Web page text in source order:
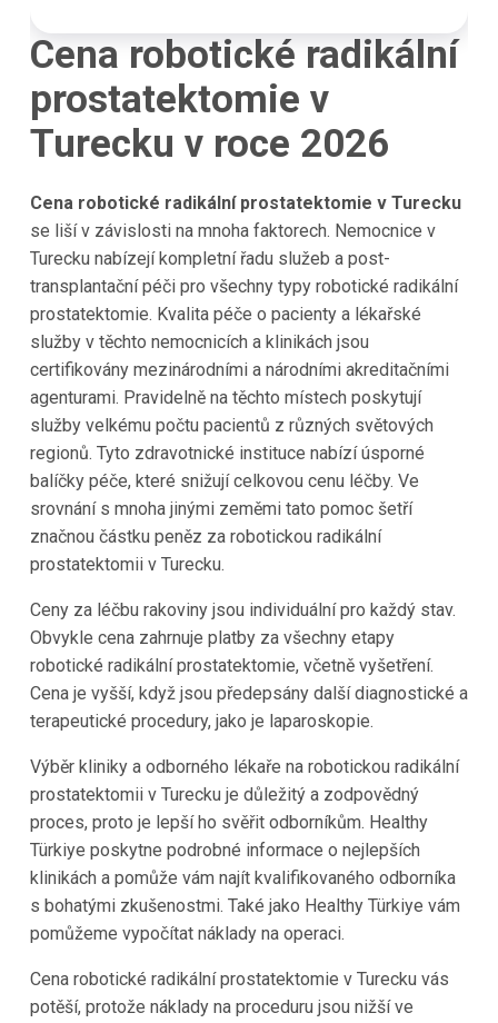
Cena robotické radikální
prostatektomie v
Turecku v roce 2026
Cena robotické radikální prostatektomie v Turecku
se liší v závislosti na mnoha faktorech. Nemocnice v
Turecku nabízejí kompletní řadu služeb a post-
transplantační péči pro všechny typy robotické radikální
prostatektomie. Kvalita péče o pacienty a lékařské
služby v těchto nemocnicích a klinikách jsou
certifikovány mezinárodními a národními akreditačními
agenturami. Pravidelně na těchto místech poskytují
služby velkému počtu pacientů z různých světových
regionů. Tyto zdravotnické instituce nabízí úsporné
balíčky péče, které snižují celkovou cenu léčby. Ve
srovnání s mnoha jinými zeměmi tato pomoc šetří
značnou částku peněz za robotickou radikální
prostatektomii v Turecku.
Ceny za léčbu rakoviny jsou individuální pro každý stav.
Obvykle cena zahrnuje platby za všechny etapy
robotické radikální prostatektomie, včetně vyšetření.
Cena je vyšší, když jsou předepsány další diagnostické a
terapeutické procedury, jako je laparoskopie.
Výběr kliniky a odborného lékaře na robotickou radikální
prostatektomii v Turecku je důležitý a zodpovědný
proces, proto je lepší ho svěřit odborníkům. Healthy
Türkiye poskytne podrobné informace o nejlepších
klinikách a pomůže vám najít kvalifikovaného odborníka
s bohatými zkušenostmi. Také jako Healthy Türkiye vám
pomůžeme vypočítat náklady na operaci.
Cena robotické radikální prostatektomie v Turecku vás
potěší, protože náklady na proceduru jsou nižší ve